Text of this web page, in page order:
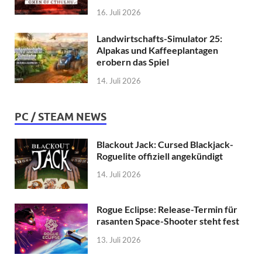
16. Juli 2026
Landwirtschafts-Simulator 25:
Alpakas und Kaffeeplantagen
erobern das Spiel
14. Juli 2026
PC / STEAM NEWS
Blackout Jack: Cursed Blackjack-
Roguelite offiziell angekündigt
14. Juli 2026
Rogue Eclipse: Release-Termin für
rasanten Space-Shooter steht fest
13. Juli 2026